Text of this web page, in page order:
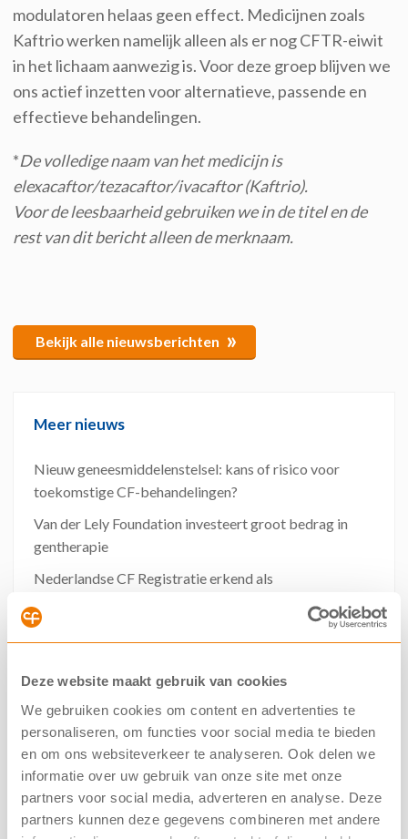
Deze website maakt gebruik van cookies
We gebruiken cookies om content en advertenties te
personaliseren, om functies voor social media te bieden
en om ons websiteverkeer te analyseren. Ook delen we
informatie over uw gebruik van onze site met onze
partners voor social media, adverteren en analyse. Deze
partners kunnen deze gegevens combineren met andere
modulatoren helaas geen effect. Medicijnen zoals
Kaftrio werken namelijk alleen als er nog CFTR-eiwit
in het lichaam aanwezig is. Voor deze groep blijven we
ons actief inzetten voor alternatieve, passende en
effectieve behandelingen.
*De volledige naam van het medicijn is
elexacaftor/tezacaftor/ivacaftor (Kaftrio).
Voor de leesbaarheid gebruiken we in de titel en de
rest van dit bericht alleen de merknaam.
Bekijk alle nieuwsberichten »
Meer nieuws
Nieuw geneesmiddelenstelsel: kans of risico voor
toekomstige CF-behandelingen?
Van der Lely Foundation investeert groot bedrag in
gentherapie
Nederlandse CF Registratie erkend als
Herbeoordeling vergoeding Kaftrio* voor meer
NCFS steunt campagne #IkKanNietMeer tegen
hogere zorgkosten
Meerdere CF‑onderzoeken stopgezet
Online collecteweken 2026